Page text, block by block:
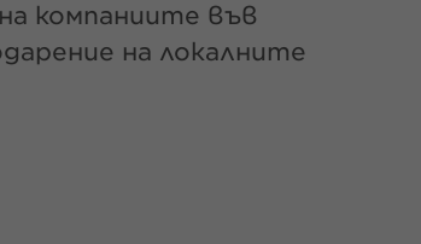
компаниите във
на локалните